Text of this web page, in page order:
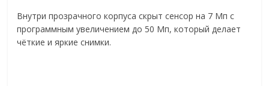
Внутри прозрачного корпуса скрыт сенсор на 7 Мп с
программным увеличением до 50 Мп, который делает
чёткие и яркие снимки.